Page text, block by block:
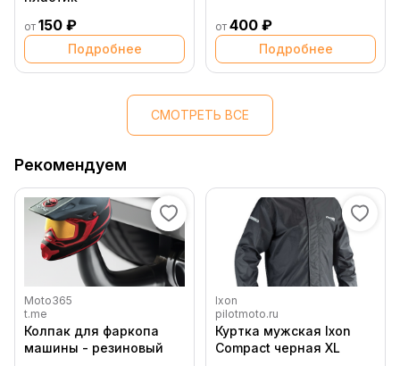
от 150 ₽
Подробнее
от 400 ₽
Подробнее
СМОТРЕТЬ ВСЕ
Рекомендуем
Moto365
t.me
Колпак для фаркопа
машины - резиновый
Ixon
pilotmoto.ru
Куртка мужская Ixon
Compact черная XL